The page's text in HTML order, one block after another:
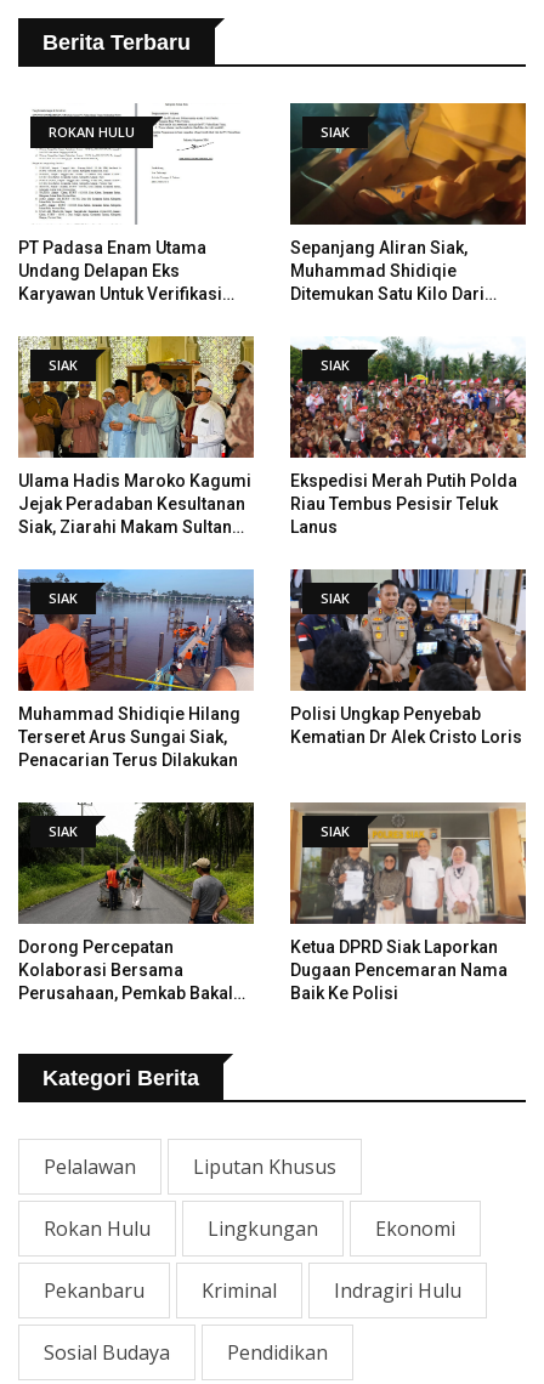
Berita Terbaru
ROKAN HULU
PT Padasa Enam Utama
Undang Delapan Eks
Karyawan Untuk Verifikasi
PHI
SIAK
Sepanjang Aliran Siak,
Muhammad Shidiqie
Ditemukan Satu Kilo Dari
SIAK
Ulama Hadis Maroko Kagumi
Jejak Peradaban Kesultanan
Siak, Ziarahi Makam Sultan
SIAK
Ekspedisi Merah Putih Polda
Riau Tembus Pesisir Teluk
Lanus
SIAK
Muhammad Shidiqie Hilang
Terseret Arus Sungai Siak,
Penacarian Terus Dilakukan
SIAK
Polisi Ungkap Penyebab
Kematian Dr Alek Cristo Loris
SIAK
Dorong Percepatan
Kolaborasi Bersama
Perusahaan, Pemkab Bakal
SIAK
Ketua DPRD Siak Laporkan
Dugaan Pencemaran Nama
Baik Ke Polisi
Kategori Berita
Pelalawan Liputan Khusus
Rokan Hulu Lingkungan Ekonomi
Pekanbaru Kriminal Indragiri Hulu
Sosial Budaya Pendidikan